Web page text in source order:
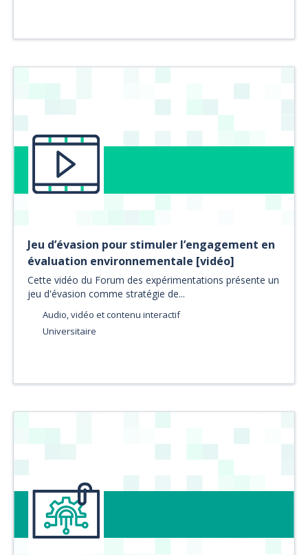
Jeu d’évasion pour stimuler l’engagement en
évaluation environnementale [vidéo]
Cette vidéo du Forum des expérimentations présente un
jeu d'évasion comme stratégie de...
Audio, vidéo et contenu interactif
Universitaire